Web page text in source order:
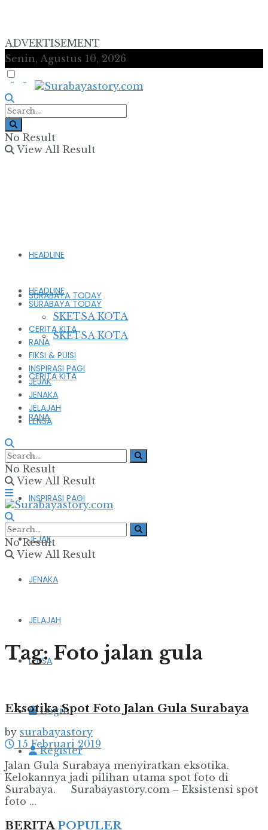
ADVERTISEMENT
Senin, Agustus 10, 2026
No Result
View All Result
HEADLINE
SURABAYA TODAY
SKETSA KOTA
CERITA KITA
RANA
FIKSI & PUISI
INSPIRASI PAGI
JEJAK
JENAKA
JELAJAH
LENSA
Login
Register
HEADLINE
SURABAYA TODAY
SKETSA KOTA
CERITA KITA
RANA
FIKSI & PUISI
INSPIRASI PAGI
JEJAK
JENAKA
JELAJAH
LENSA
No Result
View All Result
No Result
View All Result
Tag:Foto jalan gula
Eksotika Spot Foto Jalan Gula Surabaya
by surabayastory
15 Februari 2019
Jalan Gula Surabaya menyiratkan eksotika.
Kelokannya jadi pilihan utama spot foto di
Surabaya. Surabayastory.com – Eksistensi spot
foto ...
BERITAPOPULER